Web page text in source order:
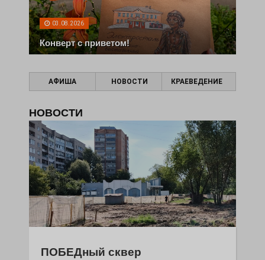
03.08.2026
Конверт с приветом!
АФИША НОВОСТИ КРАЕВЕДЕНИЕ
НОВОСТИ
ПОБЕДный сквер